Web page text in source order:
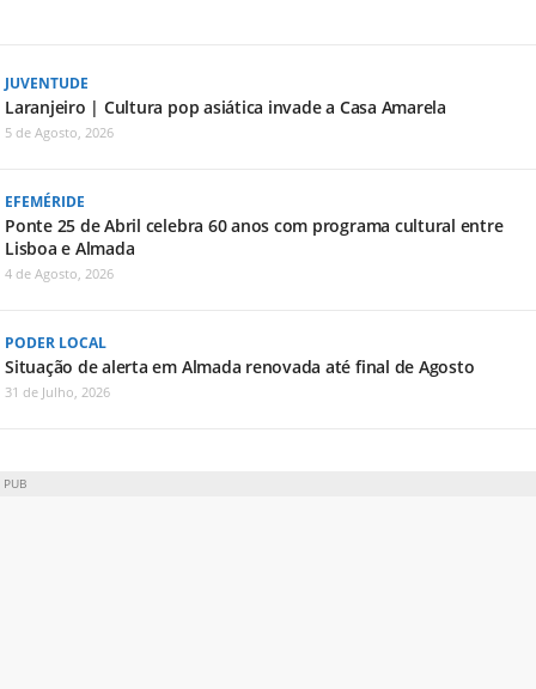
JUVENTUDE
Laranjeiro | Cultura pop asiática invade a Casa Amarela
5 de Agosto, 2026
EFEMÉRIDE
Ponte 25 de Abril celebra 60 anos com programa cultural entre
Lisboa e Almada
4 de Agosto, 2026
PODER LOCAL
Situação de alerta em Almada renovada até final de Agosto
31 de Julho, 2026
PUB